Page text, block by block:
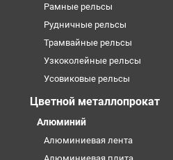
Рамные рельсы
Рудничные рельсы
Трамвайные рельсы
Узкоколейные рельсы
Усовиковые рельсы
Цветной металлопрокат
Алюминий
Алюминиевая лента